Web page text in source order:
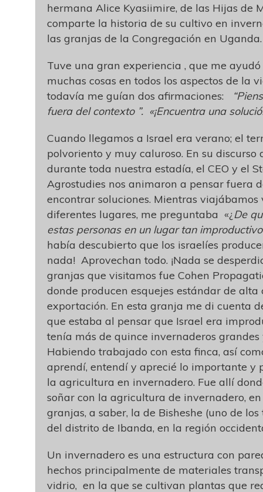
hermana Alice Kyasiimire, de las Hijas de
comparte la historia de su cultivo en
las granjas de la Congregación en Uganda.
Tuve una gran experiencia , que me
muchas cosas en todos los aspectos de la
todavía me guían dos afirmaciones:
fuera del contexto ”. «¡Encuentra una
Cuando llegamos a Israel era verano; el
polvoriento y muy caluroso. En su discurso
durante toda nuestra estadía, el CEO y el
Agrostudies nos animaron a pensar fuera
encontrar soluciones. Mientras viajábamos
diferentes lugares, me preguntaba «¿ De
estas personas en un lugar tan
había descubierto que los israelíes
nada! Aprovechan todo. ¡Nada se
granjas que visitamos fue Cohen
donde producen esquejes estándar de
exportación. En esta granja me di cuenta
que estaba al pensar que Israel era
tenía más de quince invernaderos grandes
Habiendo trabajado con esta finca, así
aprendí, entendí y aprecié lo importante y
la agricultura en invernadero. Fue allí
soñar con la agricultura de invernadero,
granjas, a saber, la de Bisheshe (uno de
del distrito de Ibanda, en la región
Un invernadero es una estructura con
hechos principalmente de materiales
vidrio, en la que se cultivan plantas que